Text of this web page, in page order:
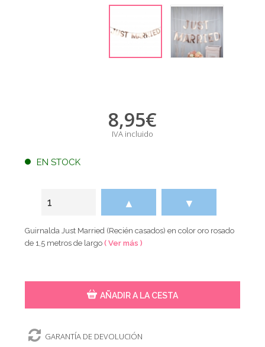
8,95€
IVA incluido
EN STOCK
▲ ▼
Guirnalda Just Married (Recién casados) en color oro rosado
de 1,5 metros de largo( Ver más )
AÑADIR A LA CESTA
GARANTÍA DE DEVOLUCIÓN